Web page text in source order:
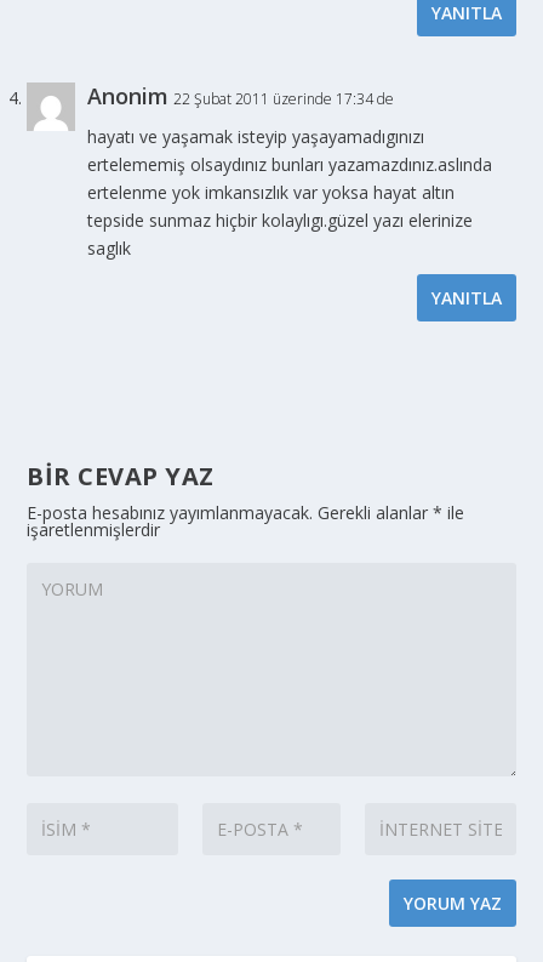
YANITLA
Anonim 22 Şubat 2011 üzerinde 17:34 de
hayatı ve yaşamak isteyip yaşayamadıgınızı
ertelememiş olsaydınız bunları yazamazdınız.aslında
ertelenme yok imkansızlık var yoksa hayat altın
tepside sunmaz hiçbir kolaylıgı.güzel yazı elerinize
saglık
YANITLA
BIR CEVAP YAZ
E-posta hesabınız yayımlanmayacak. Gerekli alanlar* ile
işaretlenmişlerdir